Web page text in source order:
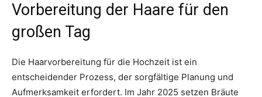
Vorbereitung der Haare für den
großen Tag
Die Haarvorbereitung für die Hochzeit ist ein
entscheidender Prozess, der sorgfältige Planung und
Aufmerksamkeit erfordert. Im Jahr 2025 setzen Bräute